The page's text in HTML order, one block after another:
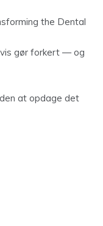
the Dental
gør forkert — og
at opdage det